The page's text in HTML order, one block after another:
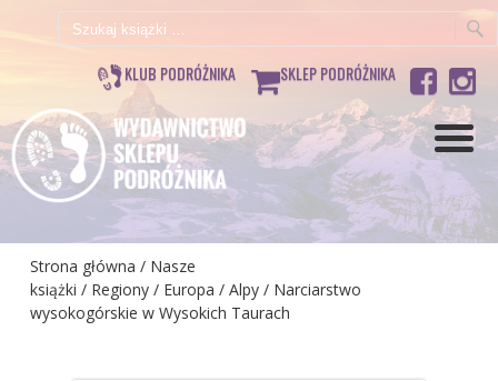
Szukaj:
KLUB PODRÓŻNIKA SKLEP PODRÓŻNIKA
Strona główna / Nasze
książki / Regiony/ Europa / Alpy/ Narciarstwo
wysokogórskie w Wysokich Taurach